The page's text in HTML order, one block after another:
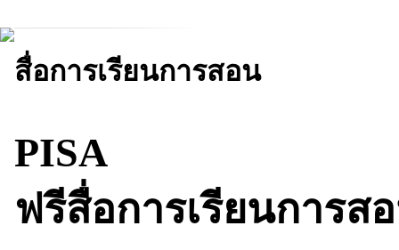
สื่อการเรียนการสอน
PISA
ฟรีสื่อการเรียนการส